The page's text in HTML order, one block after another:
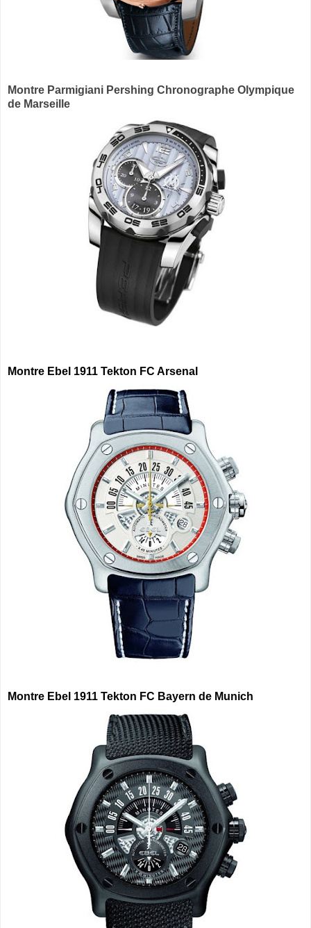
Montre Parmigiani Pershing Chronographe Olympique
de Marseille
Montre Ebel 1911 Tekton FC Arsenal
Montre Ebel 1911 Tekton FC Bayern de Munich